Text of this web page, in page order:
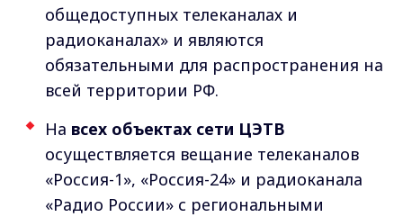
общедоступных телеканалах и
радиоканалах» и являются
обязательными для распространения на
всей территории РФ.
На всех объектах сети ЦЭТВ
осуществляется вещание телеканалов
«Россия-1», «Россия-24» и радиоканала
«Радио России» с региональными